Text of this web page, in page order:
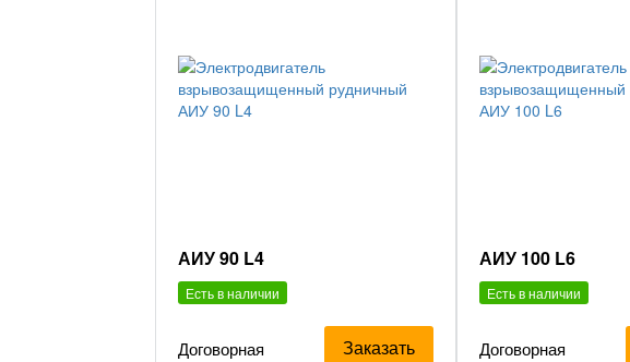
АИУ 90 L4
Есть в наличии
Договорная Заказать
АИУ 100 L6
Есть в наличии
Договорная